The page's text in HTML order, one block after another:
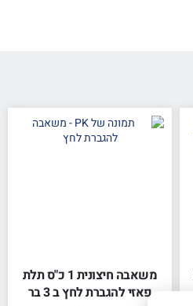
משאבה חיצונית 1 כ"ס תלת
פאזי להגברת לחץ ב 3 בר